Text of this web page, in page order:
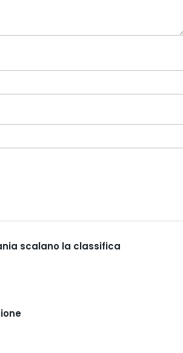
scalano la classifica